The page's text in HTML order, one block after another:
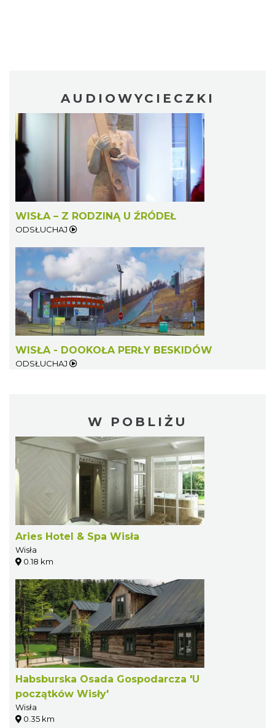
AUDIOWYCIECZKI
WISŁA – Z RODZINĄ U ŹRÓDEŁ
ODSŁUCHAJ
WISŁA - DOOKOŁA PERŁY BESKIDÓW
ODSŁUCHAJ
W POBLIŻU
Aries Hotel & Spa Wisła
Wisła
0.18 km
Habsburska Osada Gospodarcza 'U
początków Wisły'
Wisła
0.35 km